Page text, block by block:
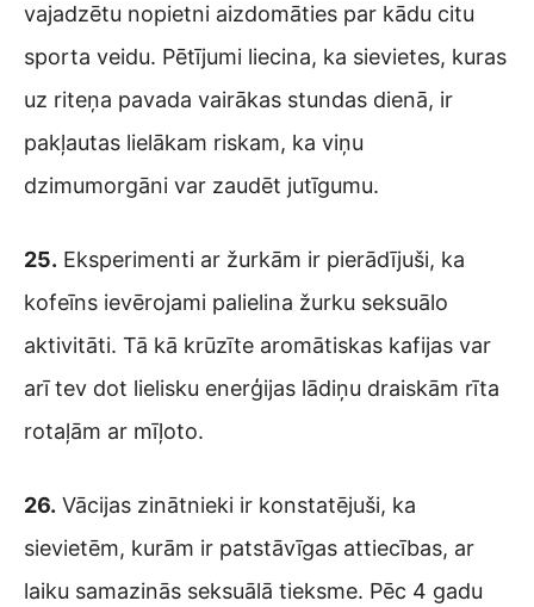
vajadzētu nopietni aizdomāties par kādu citu
sporta veidu. Pētījumi liecina, ka sievietes, kuras
uz riteņa pavada vairākas stundas dienā, ir
pakļautas lielākam riskam, ka viņu
dzimumorgāni var zaudēt jutīgumu.
25. Eksperimenti ar žurkām ir pierādījuši, ka
kofeīns ievērojami palielina žurku seksuālo
aktivitāti. Tā kā krūzīte aromātiskas kafijas var
arī tev dot lielisku enerģijas lādiņu draiskām rīta
rotaļām ar mīļoto.
26. Vācijas zinātnieki ir konstatējuši, ka
sievietēm, kurām ir patstāvīgas attiecības, ar
laiku samazinās seksuālā tieksme. Pēc 4 gadu